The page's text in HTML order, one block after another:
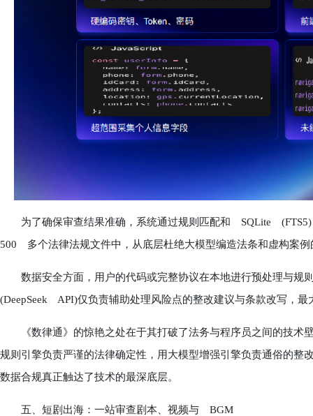
为了确保审查结果准确，系统通过规则匹配和 SQLite
500 多个法律法规文件中，从底层杜绝大模型编造法条和虚构案例
数据安全方面，用户的代码或完整协议在本地进行预处理与规
(DeepSeek API)仅负责辅助处理风险点的整改建议与条款改写，
《数律通》的惊艳之处在于其打破了法务与程序员之间的技术
规则引擎负责严谨的法律确定性，用大模型增强引擎负责通俗的整
数据合规真正触达了技术的最深底层。
五、短剧出海：一站审查剧本、视频与 BGM